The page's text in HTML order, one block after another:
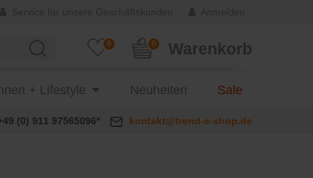
0 Warenkorb
0
+ Lifestyle Neuheiten Sale
(0) 911 97565096* kontakt@trend-e-shop.de